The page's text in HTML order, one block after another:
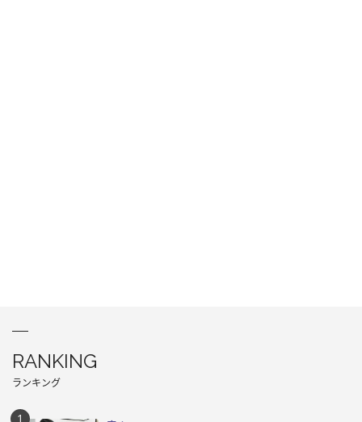
RANKING
ランキング